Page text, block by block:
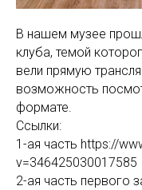
В нашем музее
клуба, темой
вели прямую
возможность
формате.
Ссылки:
1-ая часть https://
v=346425030017585
2-ая часть первого